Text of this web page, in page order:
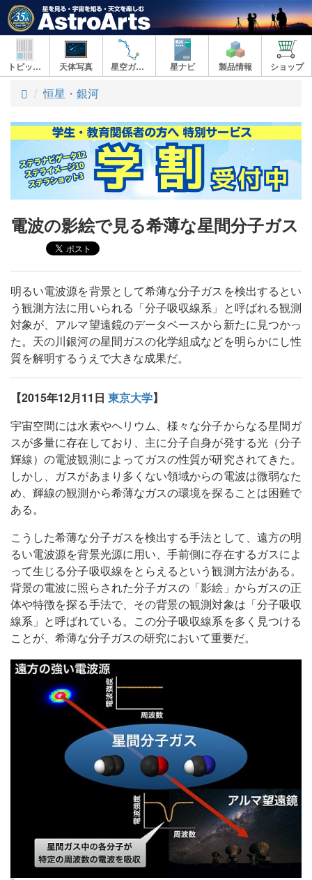
トピックス 天体写真 星空ガイド 星ナビ 製品情報 ショップ
ト
プ
恒星・銀河
電波の影絵で見る希薄な星間分子ガス
明るい電波源を背景として希薄な分子ガスを検出するとい
う観測方法に用いられる「分子吸収線系」と呼ばれる観測
対象が、アルマ望遠鏡のデータベースから新たに見つかっ
た。天の川銀河の星間ガスの化学組成などを明らかにし性
質を解明するうえで大きな成果だ。
【2015年12月11日 東京大学】
宇宙空間には水素やヘリウム、様々な分子からなる星間ガ
スが多量に存在しており、主に分子自身が発する光（分子
輝線）の電波観測によってガスの性質が研究されてきた。
しかし、ガスがあまり多くない領域からの電波は微弱なた
め、輝線の観測から希薄なガスの環境を探ることは困難で
ある。
こうした希薄な分子ガスを検出する手法として、遠方の明
るい電波源を背景光源に用い、手前側に存在するガスによ
って生じる分子吸収線をとらえるという観測方法がある。
背景の電波に照らされた分子ガスの「影絵」からガスの正
体や特徴を探る手法で、その背景の観測対象は「分子吸収
線系」と呼ばれている。この分子吸収線系を多く見つける
ことが、希薄な分子ガスの研究において重要だ。